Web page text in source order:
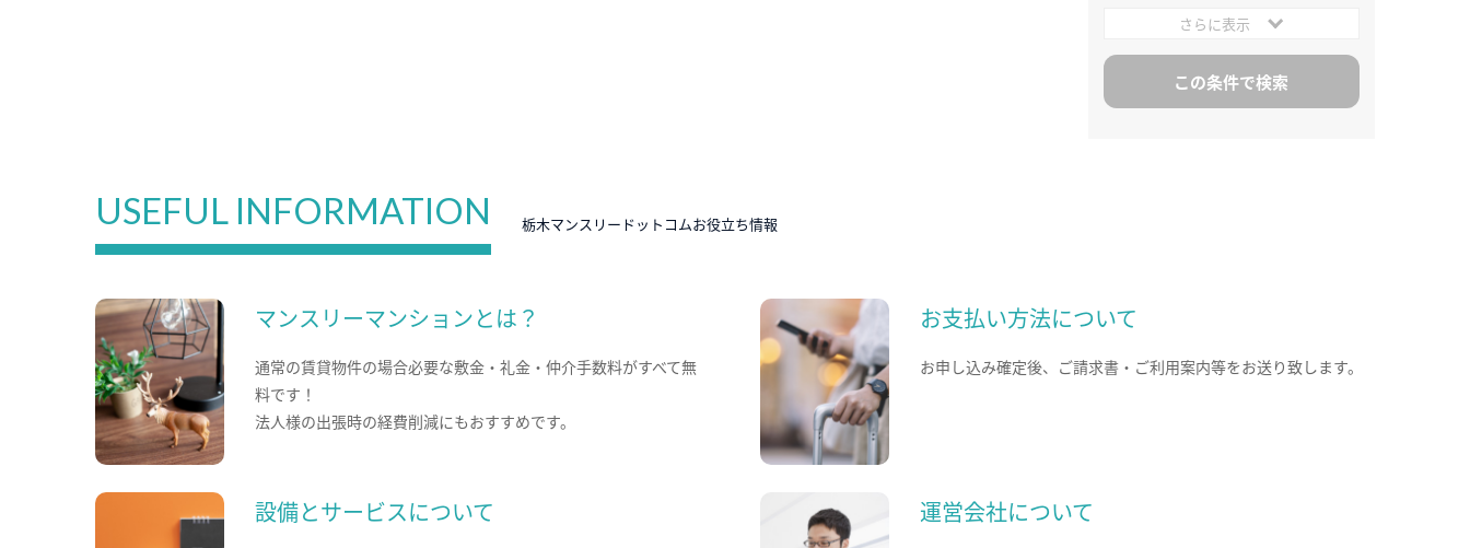
さらに表示
USEFUL INFORMATION 栃木マンスリードットコムお役立ち情報
マンスリーマンションとは？
通常の賃貸物件の場合必要な敷金・礼金・仲介手数料がすべて無
料です！
法人様の出張時の経費削減にもおすすめです。
お支払い方法について
お申し込み確定後、ご請求書・ご利用案内等をお送り致します。
設備とサービスについて 運営会社について